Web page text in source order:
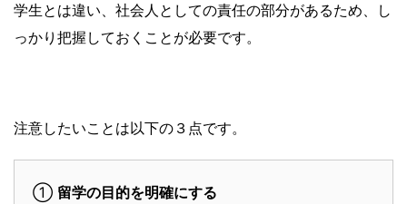
学生とは違い、社会人としての責任の部分があるため、し
っかり把握しておくことが必要です。
注意したいことは以下の３点です。
① 留学の目的を明確にする